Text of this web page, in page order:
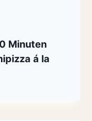
Minuten
á la